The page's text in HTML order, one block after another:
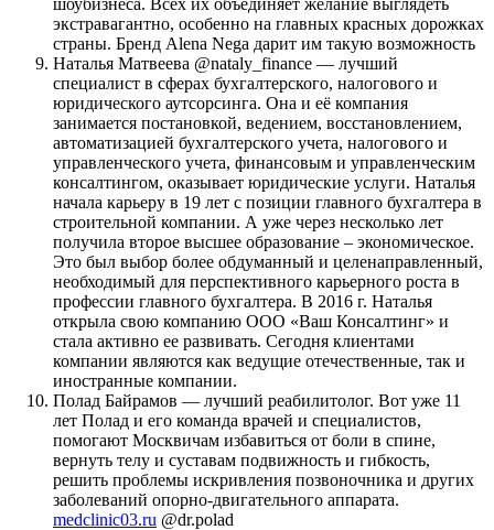
шоубизнеса. Всех их объединяет желание выглядеть
экстравагантно, особенно на главных красных дорожках
страны. Бренд Alena Nega дарит им такую возможность
Наталья Матвеева @nataly_finance — лучший
специалист в сферах бухгалтерского, налогового и
юридического аутсорсинга. Она и её компания
занимается постановкой, ведением, восстановлением,
автоматизацией бухгалтерского учета, налогового и
управленческого учета, финансовым и управленческим
консалтингом, оказывает юридические услуги. Наталья
начала карьеру в 19 лет с позиции главного бухгалтера в
строительной компании. А уже через несколько лет
получила второе высшее образование – экономическое.
Это был выбор более обдуманный и целенаправленный,
необходимый для перспективного карьерного роста в
профессии главного бухгалтера. В 2016 г. Наталья
открыла свою компанию ООО «Ваш Консалтинг» и
стала активно ее развивать. Сегодня клиентами
компании являются как ведущие отечественные, так и
иностранные компании.
Полад Байрамов — лучший реабилитолог. Вот уже 11
лет Полад и его команда врачей и специалистов,
помогают Москвичам избавиться от боли в спине,
вернуть телу и суставам подвижность и гибкость,
решить проблемы искривления позвоночника и других
заболеваний опорно-двигательного аппарата.
medclinic03.ru @dr.polad